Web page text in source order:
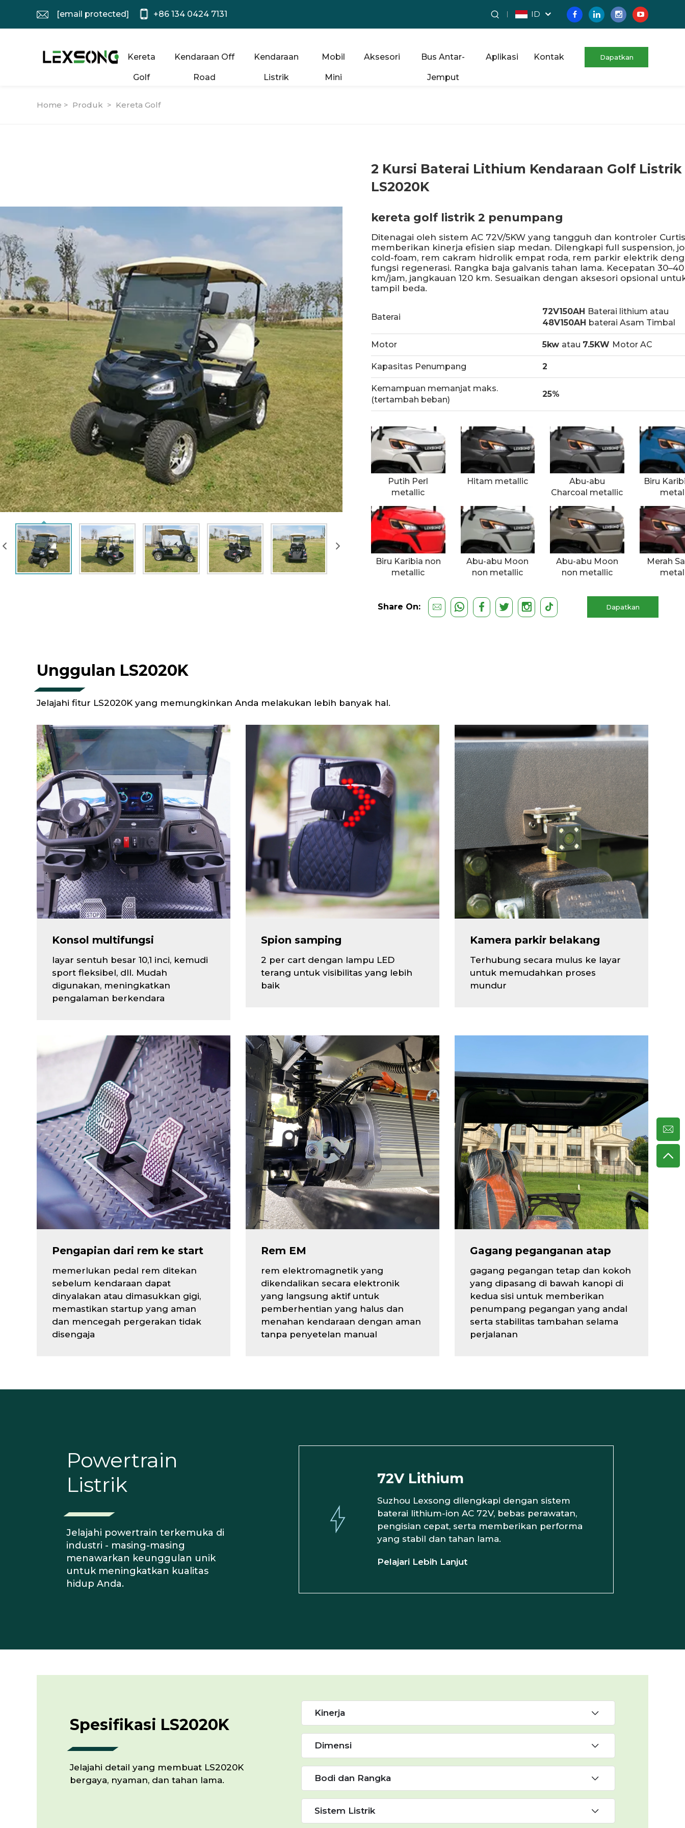
[email protected] +86 134 0424 7131 ID
Kereta
Golf
Kendaraan Off
Road
Kendaraan
Listrik
Mobil
Mini
Aksesori Bus Antar-
Jemput
Aplikasi Kontak Dapatkan
Home > Produk > Kereta Golf
2 Kursi Baterai Lithium Kendaraan Golf Listrik
LS2020K
kereta golf listrik 2 penumpang
Ditenagai oleh sistem AC 72V/5KW yang tangguh dan kontroler
memberikan kinerja efisien siap medan. Dilengkapi full suspension,
cold-foam, rem cakram hidrolik empat roda, rem parkir elektrik
fungsi regenerasi. Rangka baja galvanis tahan lama. Kecepatan 30–40
km/jam, jangkauan 120 km. Sesuaikan dengan aksesori opsional
tampil beda.
Baterai
72V150AH Baterai lithium atau
48V150AH baterai Asam Timbal
Motor 5kw atau 7.5KW Motor AC
Kapasitas Penumpang 2
Kemampuan memanjat maks.
(tertambah beban)
25%
Putih Perl
metallic
Hitam metallic
Abu-abu
Charcoal metallic
Biru
Biru Karibia non
metallic
Abu-abu Moon
non metallic
Abu-abu Moon
non metallic
Merah
Share On: Dapatkan
Unggulan LS2020K
Jelajahi fitur LS2020K yang memungkinkan Anda melakukan lebih banyak hal.
Konsol multifungsi
layar sentuh besar 10,1 inci, kemudi
sport fleksibel, dll. Mudah
digunakan, meningkatkan
pengalaman berkendara
Spion samping
2 per cart dengan lampu LED
terang untuk visibilitas yang lebih
baik
Kamera parkir belakang
Terhubung secara mulus ke layar
untuk memudahkan proses
mundur
Pengapian dari rem ke start
memerlukan pedal rem ditekan
sebelum kendaraan dapat
dinyalakan atau dimasukkan gigi,
memastikan startup yang aman
dan mencegah pergerakan tidak
disengaja
Rem EM
rem elektromagnetik yang
dikendalikan secara elektronik
yang langsung aktif untuk
pemberhentian yang halus dan
menahan kendaraan dengan aman
tanpa penyetelan manual
Gagang peganganan atap
gagang pegangan tetap dan kokoh
yang dipasang di bawah kanopi di
kedua sisi untuk memberikan
penumpang pegangan yang andal
serta stabilitas tambahan selama
perjalanan
Powertrain
Listrik
Jelajahi powertrain terkemuka di
industri - masing-masing
menawarkan keunggulan unik
untuk meningkatkan kualitas
hidup Anda.
72V Lithium
Suzhou Lexsong dilengkapi dengan sistem
baterai lithium-ion AC 72V, bebas perawatan,
pengisian cepat, serta memberikan performa
yang stabil dan tahan lama.
Pelajari Lebih Lanjut
Spesifikasi LS2020K
Jelajahi detail yang membuat LS2020K
bergaya, nyaman, dan tahan lama.
Kinerja
Dimensi
Bodi dan Rangka
Sistem Listrik